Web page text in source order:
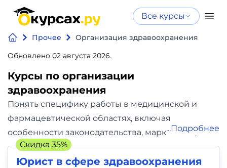
Все курсы
Прочее
Организация здравоохранения
Обновлено 02 августа 2026.
Курсы по организации
здравоохранения
Понять специфику работы в медицинской и
фармацевтической областях, включая
особенности законодательства, маркетинга,
финансов, качества и управления персоналом
вы сможете, пройдя специализированные
Подробнее
Юрист в сфере здравоохранения
Скидка 35%
Нейросеть
Программирование
Бизнес
и
финансы
Дизайн
Курсы по
искусственному
интеллекту
Курсы по нейросетям
Бесплатно